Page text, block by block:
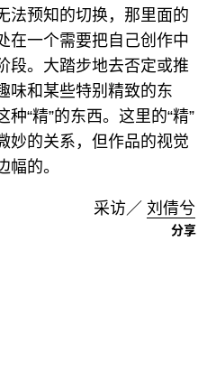
法预知的切换，那里面的
在一个需要把自己创作中
段。大踏步地去否定或推
味和某些特别精致的东
“精”的东西。这里的“精”
妙的关系，但作品的视觉
幅的。
采访／ 刘倩兮
分享